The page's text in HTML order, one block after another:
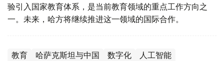
验引入国家教育体系，是当前教育领域的重点工作方向之
一。未来，哈方将继续推进这一领域的国际合作。
教育 哈萨克斯坦与中国 数字化 人工智能